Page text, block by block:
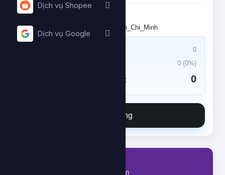
Dịch vụ Shopee
Dịch vụ Google
Tối thiểu:- Tối đa:
Đặt lịch chạy. Múi giờ: Asia/Ho_Chi_Minh
0
0 (0%)
Tổng tiền cần thanh toán: 0
Đặt hàng
Thông tin tài khoản của bạn